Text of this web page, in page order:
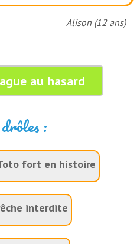
Alison (12 ans)
au hasard
:
fort en histoire
interdite